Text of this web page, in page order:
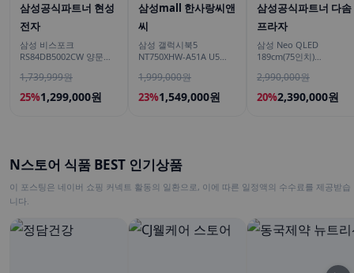
삼성공식파트너 현성
전자
삼성 비스포크
RS84DB5002CW 양문형
1,739,999원
25%1,299,000원
삼성mall 한사랑씨앤
씨
삼성 갤럭시북5
NT750XHW-A51A U5
용 학생용 노트북
1,999,000원
23%1,549,000원
삼성공식파트너 다솜
프라자
삼성 Neo QLED
189cm(75인치)
TV
2,990,000원
20%2,390,000원
N스토어 식품 BEST 인기상품
이 포스팅은 네이버 쇼핑 커넥트 활동의 일환으로, 이에 따른 일정액의 수수료를 제공받습
니다.